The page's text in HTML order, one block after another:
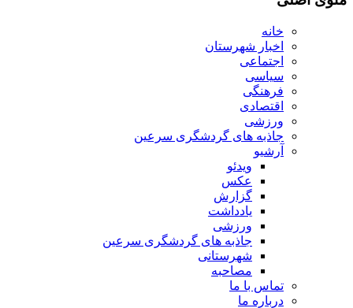
خانه
اخبار شهرستان
اجتماعی
سیاسی
فرهنگی
اقتصادی
ورزشی
جاذبه های گردشگری سرعین
آرشیو
ویدئو
عکس
گزارش
یادداشت
ورزشی
جاذبه های گردشگری سرعین
شهرستانی
مصاحبه
تماس با ما
درباره ما